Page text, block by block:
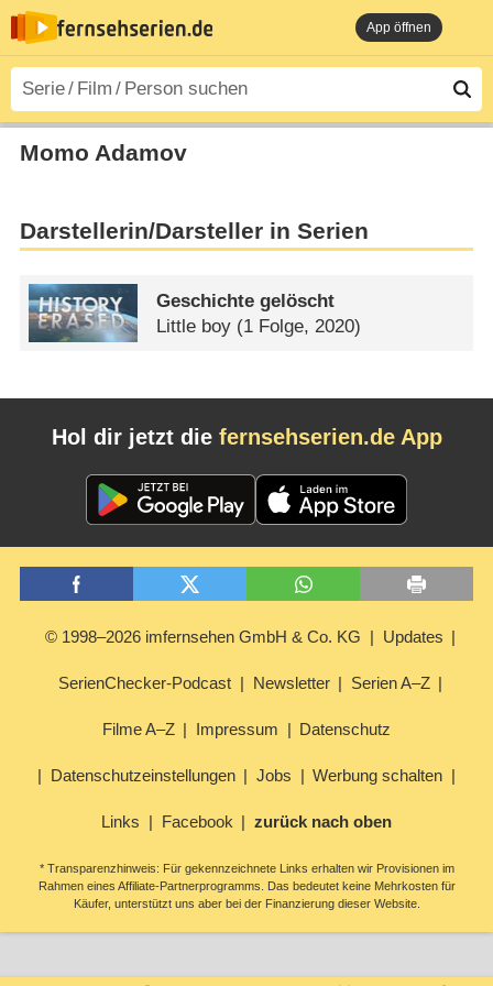
App öffnen
Momo Adamov
Darstellerin/Darsteller in Serien
Geschichte gelöscht
Little boy (1 Folge, 2020)
Hol dir jetzt die fernsehserien.de App
© 1998–2026 imfernsehen GmbH & Co. KG Updates
SerienChecker-Podcast Newsletter Serien A–Z
Filme A–Z Impressum Datenschutz
Datenschutzeinstellungen Jobs Werbung schalten
Links Facebook zurück nach oben
* Transparenzhinweis: Für gekennzeichnete Links erhalten wir Provisionen im
Rahmen eines Affiliate-Partnerprogramms. Das bedeutet keine Mehrkosten für
Käufer, unterstützt uns aber bei der Finanzierung dieser Website.